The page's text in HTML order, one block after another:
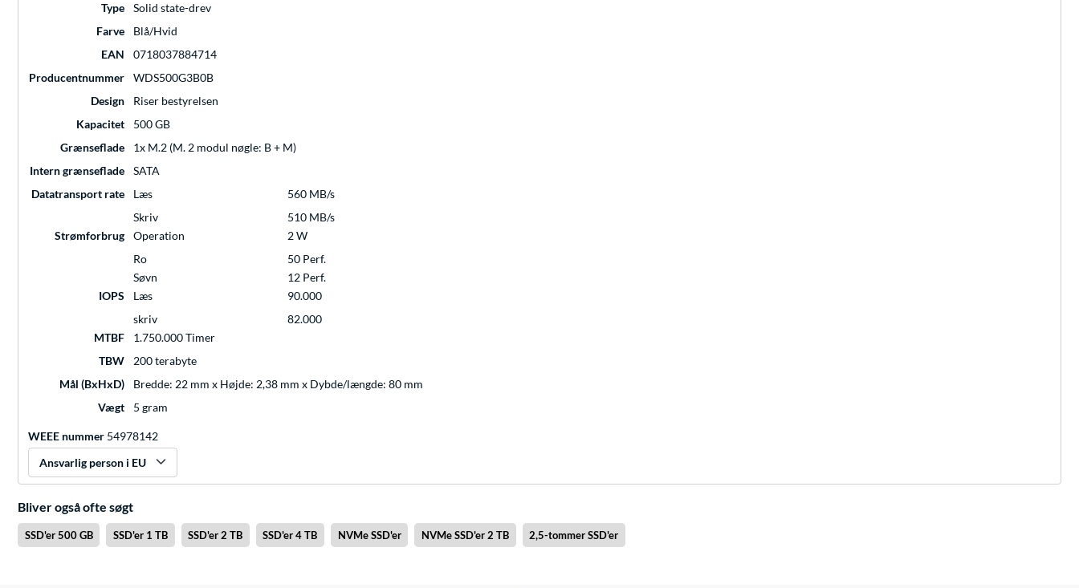
Type
Solid state-drev
Farve
Blå/Hvid
EAN
0718037884714
Producentnummer
WDS500G3B0B
Design
Riser bestyrelsen
Kapacitet
500 GB
Grænseflade
1x M.2 (M. 2 modul nøgle: B + M)
Intern grænseflade
SATA
Datatransport rate
Læs
560 MB/s
Skriv
510 MB/s
Strømforbrug
Operation
2 W
Ro
50 Perf.
Søvn
12 Perf.
IOPS
Læs
90.000
skriv
82.000
MTBF
1.750.000 Timer
TBW
200 terabyte
Mål (BxHxD)
Bredde: 22 mm x Højde: 2,38 mm x Dybde/længde: 80 mm
Vægt
5 gram
WEEE nummer 54978142
Ansvarlig person i EU
Bliver også ofte søgt
SSD'er 500 GB SSD'er 1 TB SSD'er 2 TB SSD'er 4 TB NVMe SSD'er NVMe SSD'er 2 TB 2,5-tommer SSD'er